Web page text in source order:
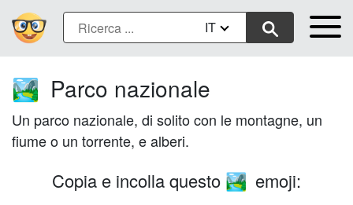
IT
🏞️ Parco nazionale
Un parco nazionale, di solito con le montagne, un
fiume o un torrente, e alberi.
Copia e incolla questo 🏞️ emoji: